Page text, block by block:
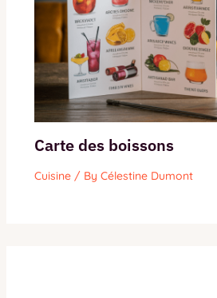
Carte des boissons
Cuisine/ By Célestine Dumont